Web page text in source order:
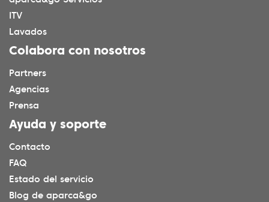
ITV
Lavados
Colabora con nosotros
Partners
Agencias
Prensa
Ayuda y soporte
Contacto
FAQ
Estado del servicio
Blog de aparca&go